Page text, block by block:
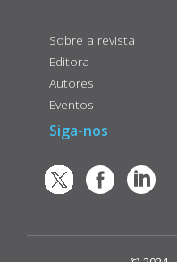
Sobre a revista
Editora
Autores
Eventos
Siga-nos